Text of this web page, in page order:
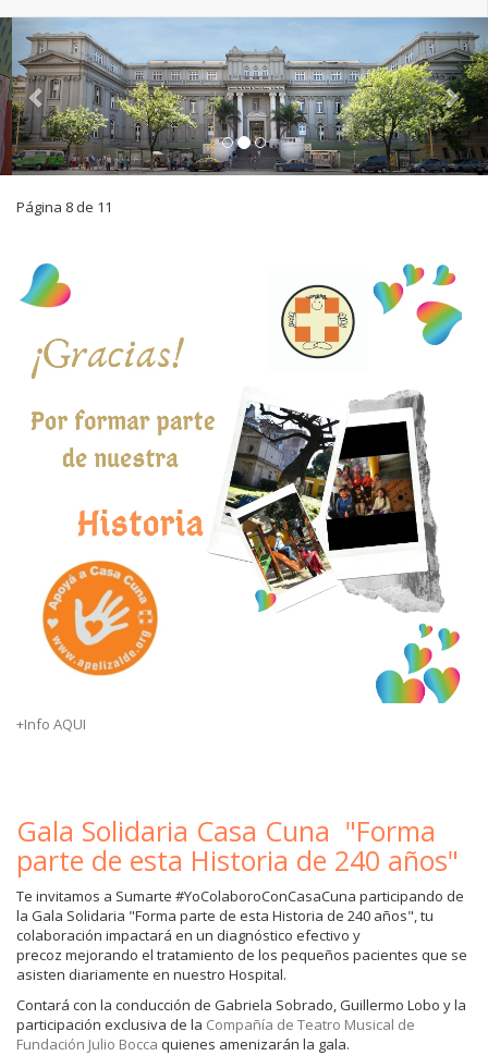
Previous
Página 8 de 11
+Info AQUI
Gala Solidaria Casa Cuna "Forma
parte de esta Historia de 240 años"
Te invitamos a Sumarte #YoColaboroConCasaCuna participando de
la Gala Solidaria "Forma parte de esta Historia de 240 años", tu
colaboración impactará en un diagnóstico efectivo y
precoz mejorando el tratamiento de los pequeños pacientes que se
asisten diariamente en nuestro Hospital.
Contará con la conducción de Gabriela Sobrado, Guillermo Lobo y la
participación exclusiva de la Compañía de Teatro Musical de
Fundación Julio Bocca quienes amenizarán la gala.